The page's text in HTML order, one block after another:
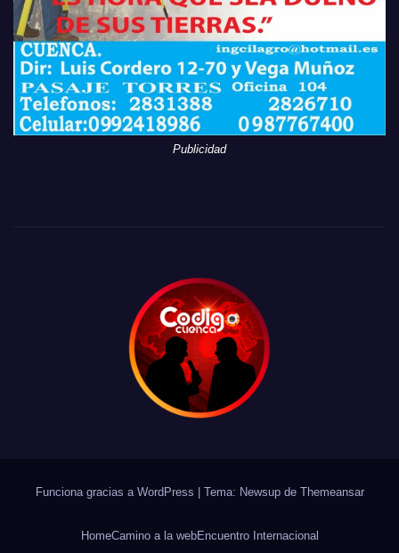
Publicidad
Funciona gracias a WordPress Tema: Newsup de Themeansar
HomeCamino a la webEncuentro Internacional